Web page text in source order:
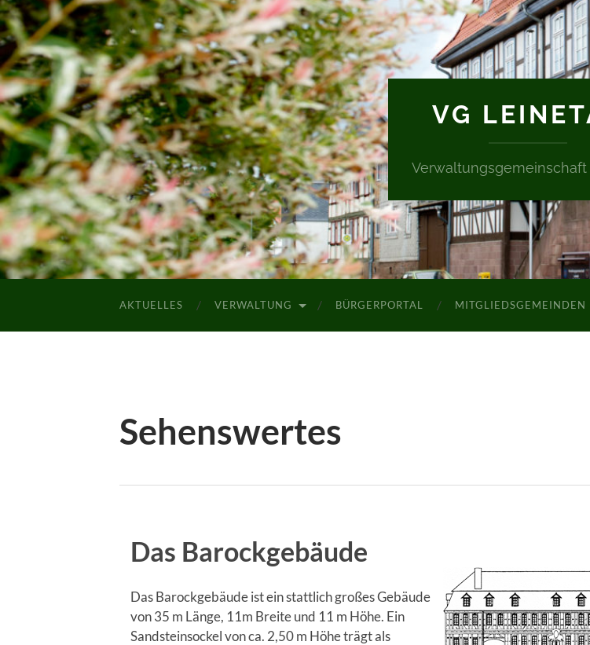
VG
Verwaltungsgemeinschaft
AKTUELLES VERWALTUNG BÜRGERPORTAL MITGLIEDSGEMEINDEN
Sehenswertes
Das Barockgebäude
Das Barockgebäude ist ein stattlich großes Gebäude
von 35 m Länge, 11m Breite und 11 m Höhe. Ein
Sandsteinsockel von ca. 2,50 m Höhe trägt als